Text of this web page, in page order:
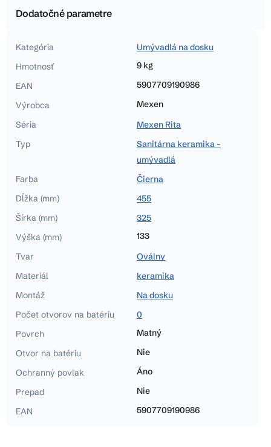
Dodatočné parametre
Kategória
Umývadlá na dosku
Hmotnosť
9 kg
EAN
5907709190986
Výrobca
Mexen
Séria
Mexen Rita
Typ
Sanitárna keramika -
umývadlá
Farba
Čierna
Dĺžka (mm)
455
Šírka (mm)
325
Výška (mm)
133
Tvar
Oválny
Materiál
keramika
Montáž
Na dosku
Počet otvorov na batériu
0
Povrch
Matný
Otvor na batériu
Nie
Ochranný povlak
Áno
Prepad
Nie
EAN
5907709190986